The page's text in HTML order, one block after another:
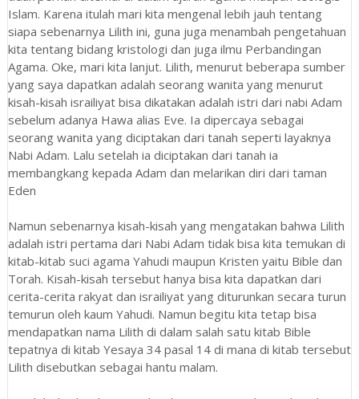
Islam. Karena itulah mari kita mengenal lebih jauh tentang
siapa sebenarnya Lilith ini, guna juga menambah pengetahuan
kita tentang bidang kristologi dan juga ilmu Perbandingan
Agama. Oke, mari kita lanjut. Lilith, menurut beberapa sumber
yang saya dapatkan adalah seorang wanita yang menurut
kisah-kisah israiliyat bisa dikatakan adalah istri dari nabi Adam
sebelum adanya Hawa alias Eve. Ia dipercaya sebagai
seorang wanita yang diciptakan dari tanah seperti layaknya
Nabi Adam. Lalu setelah ia diciptakan dari tanah ia
membangkang kepada Adam dan melarikan diri dari taman
Eden
Namun sebenarnya kisah-kisah yang mengatakan bahwa Lilith
adalah istri pertama dari Nabi Adam tidak bisa kita temukan di
kitab-kitab suci agama Yahudi maupun Kristen yaitu Bible dan
Torah. Kisah-kisah tersebut hanya bisa kita dapatkan dari
cerita-cerita rakyat dan israiliyat yang diturunkan secara turun
temurun oleh kaum Yahudi. Namun begitu kita tetap bisa
mendapatkan nama Lilith di dalam salah satu kitab Bible
tepatnya di kitab Yesaya 34 pasal 14 di mana di kitab tersebut
Lilith disebutkan sebagai hantu malam.